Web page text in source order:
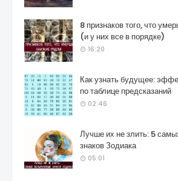
8 признаков того, что
(и у них все в порядке)
16:20
Как узнать будущее:
по таблице предсказаний
02:46
Лучше их не злить: 5
знаков Зодиака
05:01